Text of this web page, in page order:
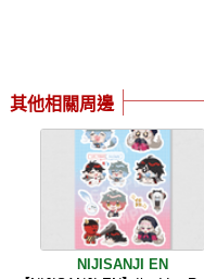
其他相關周邊
NIJISANJI EN